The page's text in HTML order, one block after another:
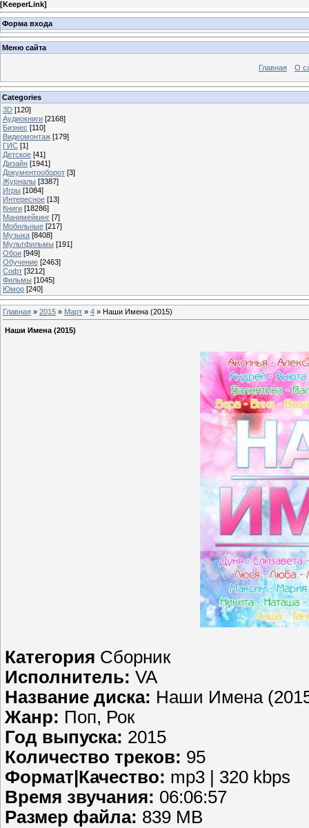
[KeeperLink]
Форма входа
Меню сайта
Главная О
Categories
3D [120]
Аудиокниги [2168]
Бизнес [110]
Видеомонтаж [179]
ГИС [1]
Детское [41]
Дизайн [1941]
Документооборот [3]
Журналы [3387]
Игры [1084]
Интересное [13]
Книги [18286]
Манимейкинг [7]
Мобильные [217]
Музыка [8408]
Мультфильмы [191]
Обои [949]
Обучение [2463]
Софт [3212]
Фильмы [1045]
Юмор [240]
Главная » 2015 » Март » 4 » Наши Имена (2015)
Наши Имена (2015)
Категория Сборник
Исполнитель: VA
Название диска: Наши Имена
Жанр: Поп, Рок
Год выпуска: 2015
Количество треков: 95
Формат|Качество: mp3 | 320 kbps
Время звучания: 06:06:57
Размер файла: 839 MB